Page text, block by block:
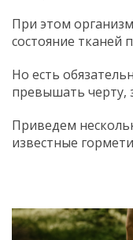
При этом
состояние тканей
Но есть
превышать черту,
Приведем
известные